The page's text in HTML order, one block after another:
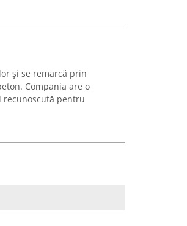
și se remarcă prin
Compania are o
pentru